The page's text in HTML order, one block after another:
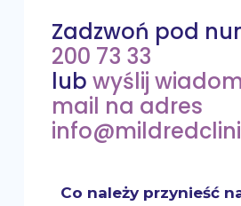
Zadzwoń pod
200 73 33
lubwyślij
mail na adres
Co należy przynieść